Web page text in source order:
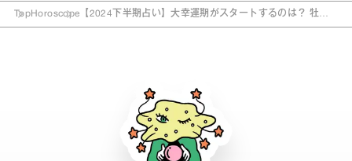
TopHoroscope 【2024下半期占い】大幸運期がスタートするのは？ 牡羊